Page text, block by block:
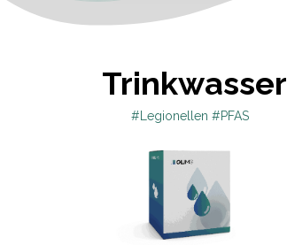
Trinkwasser
#Legionellen #PFAS